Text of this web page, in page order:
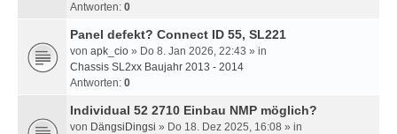
Antworten: 0
Panel defekt? Connect ID 55, SL221
von apk_cio » Do 8. Jan 2026, 22:43 » in
Chassis SL2xx Baujahr 2013 - 2014
Antworten: 0
Individual 52 2710 Einbau NMP möglich?
von DängsiDingsi » Do 18. Dez 2025, 16:08 » in